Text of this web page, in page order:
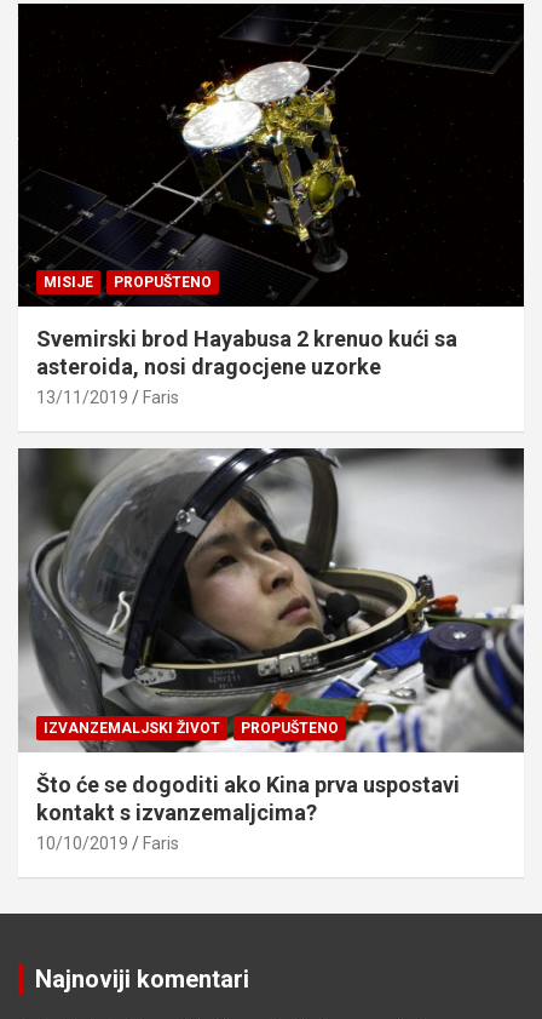
MISIJE PROPUŠTENO
Svemirski brod Hayabusa 2 krenuo kući sa
asteroida, nosi dragocjene uzorke
13/11/2019 Faris
IZVANZEMALJSKI ŽIVOT PROPUŠTENO
Što će se dogoditi ako Kina prva uspostavi
kontakt s izvanzemaljcima?
10/10/2019 Faris
Najnoviji komentari